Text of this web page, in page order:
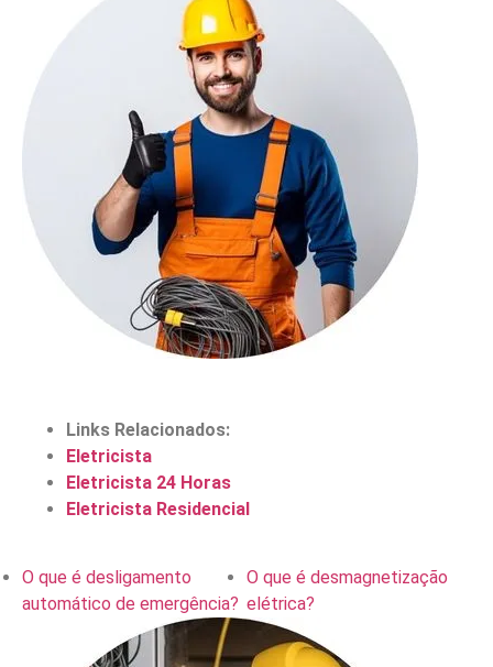
Links Relacionados:
Eletricista
Eletricista 24 Horas
Eletricista Residencial
O que é desligamento
automático de emergência?
O que é desmagnetização
elétrica?